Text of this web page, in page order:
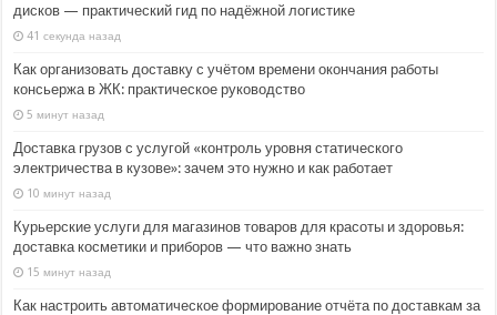
дисков — практический гид по надёжной логистике
41 секунда назад
Как организовать доставку с учётом времени окончания работы
консьержа в ЖК: практическое руководство
5 минут назад
Доставка грузов с услугой «контроль уровня статического
электричества в кузове»: зачем это нужно и как работает
10 минут назад
Курьерские услуги для магазинов товаров для красоты и здоровья:
доставка косметики и приборов — что важно знать
15 минут назад
Как настроить автоматическое формирование отчёта по доставкам за